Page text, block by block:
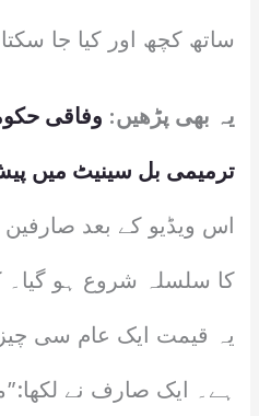
ساتھ کچھ اور کیا جا سکتا
یہ بھی پڑھیں:
ترمیمی بل سینیٹ میں
اس ویڈیو کے بعد
کا سلسلہ شروع ہو گیا۔
یہ قیمت ایک عام سی
ہے۔ ایک صارف نے